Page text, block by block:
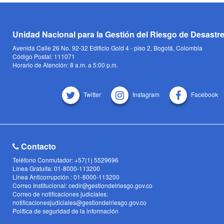
Unidad Nacional para la Gestión del Riesgo de
Avenida Calle 26 No. 92-32 Edificio Gold 4 - piso 2, Bogotá, Colombia
Código Postal: 111071
Horario de Atención: 8 a.m. a 5:00 p.m.
Twitter Instagram Facebook
Contacto
Teléfono Conmutador: +57(1) 5529696
Línea Gratuita: 01-8000-113200
Linea Anticorrupción : 01-8000-113200
Correo Institucional: cedir@gestiondelriesgo.gov.co
Correo de notificaciones judiciales:
notificacionesjudiciales@gestiondelriesgo.gov.co
Política de seguridad de la información